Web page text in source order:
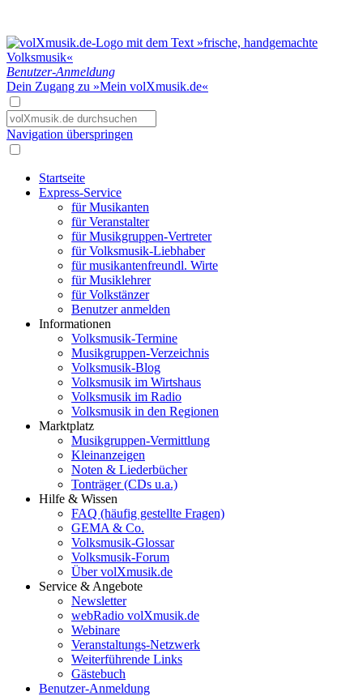
Benutzer-Anmeldung
Dein Zugang zu »Mein volXmusik.de«
Navigation überspringen
Startseite
Express-Service
für Musikanten
für Veranstalter
für Musikgruppen-Vertreter
für Volksmusik-Liebhaber
für musikantenfreundl. Wirte
für Musiklehrer
für Volkstänzer
Benutzer anmelden
Informationen
Volksmusik-Termine
Musikgruppen-Verzeichnis
Volksmusik-Blog
Volksmusik im Wirtshaus
Volksmusik im Radio
Volksmusik in den Regionen
Marktplatz
Musikgruppen-Vermittlung
Kleinanzeigen
Noten & Liederbücher
Tonträger (CDs u.a.)
Hilfe & Wissen
FAQ (häufig gestellte Fragen)
GEMA & Co.
Volksmusik-Glossar
Volksmusik-Forum
Über volXmusik.de
Service & Angebote
Newsletter
webRadio volXmusik.de
Webinare
Veranstaltungs-Netzwerk
Weiterführende Links
Gästebuch
Benutzer-Anmeldung